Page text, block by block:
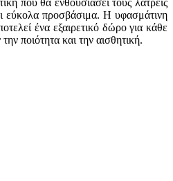
που θα ενθουσιάσει τους λάτρεις
εύκολα προσβάσιμα. Η υφασμάτινη
ένα εξαιρετικό δώρο για κάθε
ποιότητα και την αισθητική.